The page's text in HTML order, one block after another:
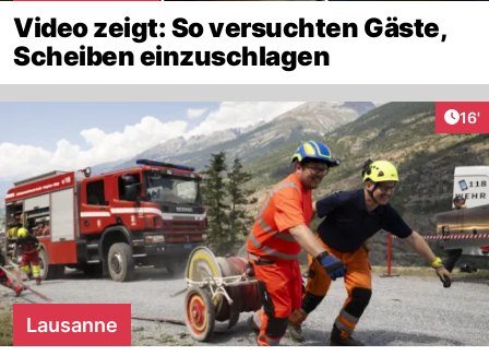
Video zeigt: So versuchten Gäste,
Scheiben einzuschlagen
16'
Lausanne